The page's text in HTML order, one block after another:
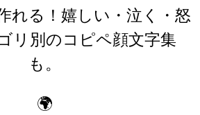
れる！嬉しい・泣く・怒
リ別のコピペ顔文字集
も。
🌍